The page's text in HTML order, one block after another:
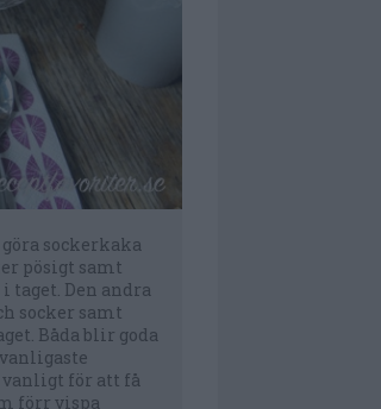
sockerkaka
pösigt samt
Den andra
socker samt
Båda blir goda
för att få
förr vispa